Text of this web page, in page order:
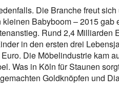
Die Branche freut
Babyboom – 2015 gab
Rund 2,4 Milliarden
in den ersten drei
Die Möbelindustrie kam
Was in Köln für Staunen
Goldknöpfen und